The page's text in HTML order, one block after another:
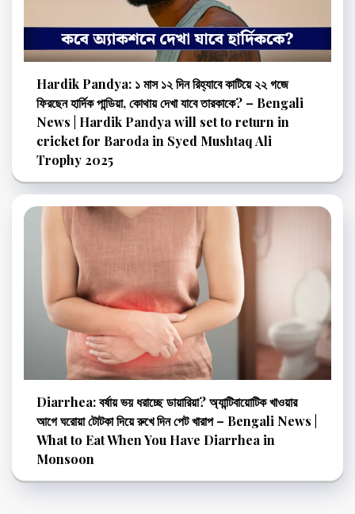
Hardik Pandya: ১ মাস ১২ দিন রিহ্যাবে কাটিয়ে ২২ গজে
ফিরছেন হার্দিক পান্ডিয়া, কোথায় দেখা যাবে তারকাকে? – Bengali
News | Hardik Pandya will set to return in
cricket for Baroda in Syed Mushtaq Ali
Trophy 2025
Diarrhea: বর্ষায় ভয় ধরাচ্ছে ডায়ারিয়া? অ্যান্টিবায়োটিক খাওয়ার
আগে ঘরোয়া টোটকা দিয়ে রুখে দিন পেট খারাপ – Bengali News |
What to Eat When You Have Diarrhea in
Monsoon